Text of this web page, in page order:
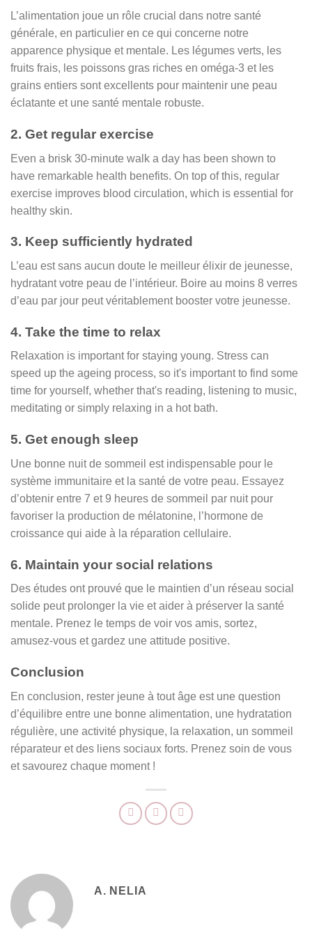
L’alimentation joue un rôle crucial dans notre santé
générale, en particulier en ce qui concerne notre
apparence physique et mentale. Les légumes verts, les
fruits frais, les poissons gras riches en oméga-3 et les
grains entiers sont excellents pour maintenir une peau
éclatante et une santé mentale robuste.
2. Get regular exercise
Even a brisk 30-minute walk a day has been shown to
have remarkable health benefits. On top of this, regular
exercise improves blood circulation, which is essential for
healthy skin.
3. Keep sufficiently hydrated
L’eau est sans aucun doute le meilleur élixir de jeunesse,
hydratant votre peau de l’intérieur. Boire au moins 8 verres
d’eau par jour peut véritablement booster votre jeunesse.
4. Take the time to relax
Relaxation is important for staying young. Stress can
speed up the ageing process, so it's important to find some
time for yourself, whether that's reading, listening to music,
meditating or simply relaxing in a hot bath.
5. Get enough sleep
Une bonne nuit de sommeil est indispensable pour le
système immunitaire et la santé de votre peau. Essayez
d’obtenir entre 7 et 9 heures de sommeil par nuit pour
favoriser la production de mélatonine, l’hormone de
croissance qui aide à la réparation cellulaire.
6. Maintain your social relations
Des études ont prouvé que le maintien d’un réseau social
solide peut prolonger la vie et aider à préserver la santé
mentale. Prenez le temps de voir vos amis, sortez,
amusez-vous et gardez une attitude positive.
Conclusion
En conclusion, rester jeune à tout âge est une question
d’équilibre entre une bonne alimentation, une hydratation
régulière, une activité physique, la relaxation, un sommeil
réparateur et des liens sociaux forts. Prenez soin de vous
et savourez chaque moment !
A. NELIA